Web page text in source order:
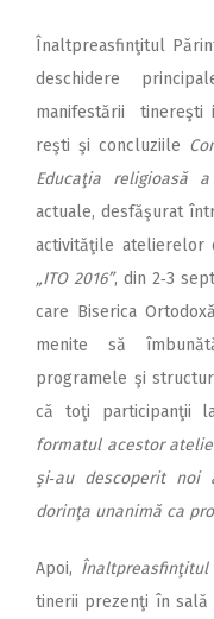
Înaltpreasfinţitul
deschidere
manifestării tinereşti
reşti şi concluziile
Educaţia religioasă
actuale, desfăşurat
activităţile
„ITO 2016”, din 2‑3
care Biserica
menite să
programele şi
că toţi participanţii
formatul acestor
şi‑au descoperit
dorinţa unanimă ca
Apoi, Înaltpreasfinţitul
tinerii prezenţi în sală